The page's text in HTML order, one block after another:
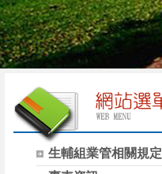
生輔組業管相關規定